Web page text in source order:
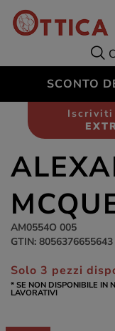
SCONTO
Iscriviti
AM0554O 005
GTIN: 8056376655643
Solo 3 pezzi
* SE NON DISPONIBILE IN
LAVORATIVI